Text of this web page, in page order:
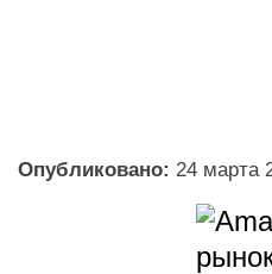
Опубликовано: 24 марта